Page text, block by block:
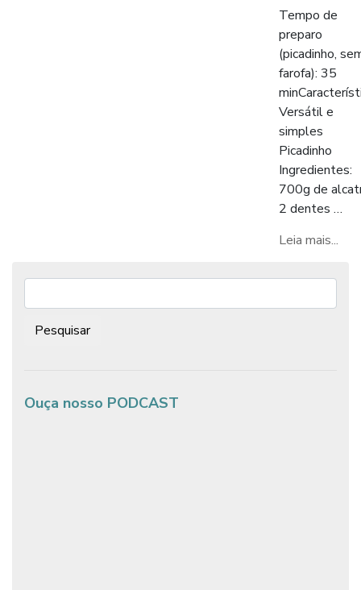
Tempo de
preparo
(picadinho,
farofa): 35
Versátil e
simples
Picadinho
Ingredientes:
700g de
2 dentes …
Leia mais...
Ouça nosso PODCAST